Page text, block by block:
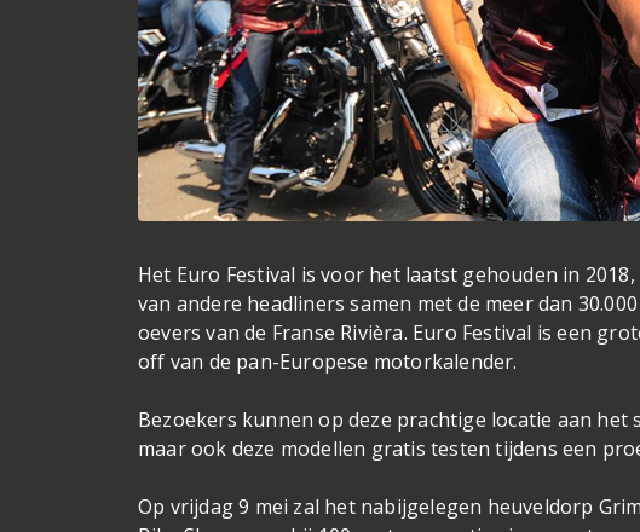
Het Euro Festival is voor het laatst gehouden in
van andere headliners samen met de meer dan
oevers van de Franse Rivièra. Euro Festival is een
off van de pan-Europese motorkalender.
Bezoekers kunnen op deze prachtige locatie aan
maar ook deze modellen gratis testen tijdens een
Op vrijdag 9 mei zal het nabijgelegen heuveldorp